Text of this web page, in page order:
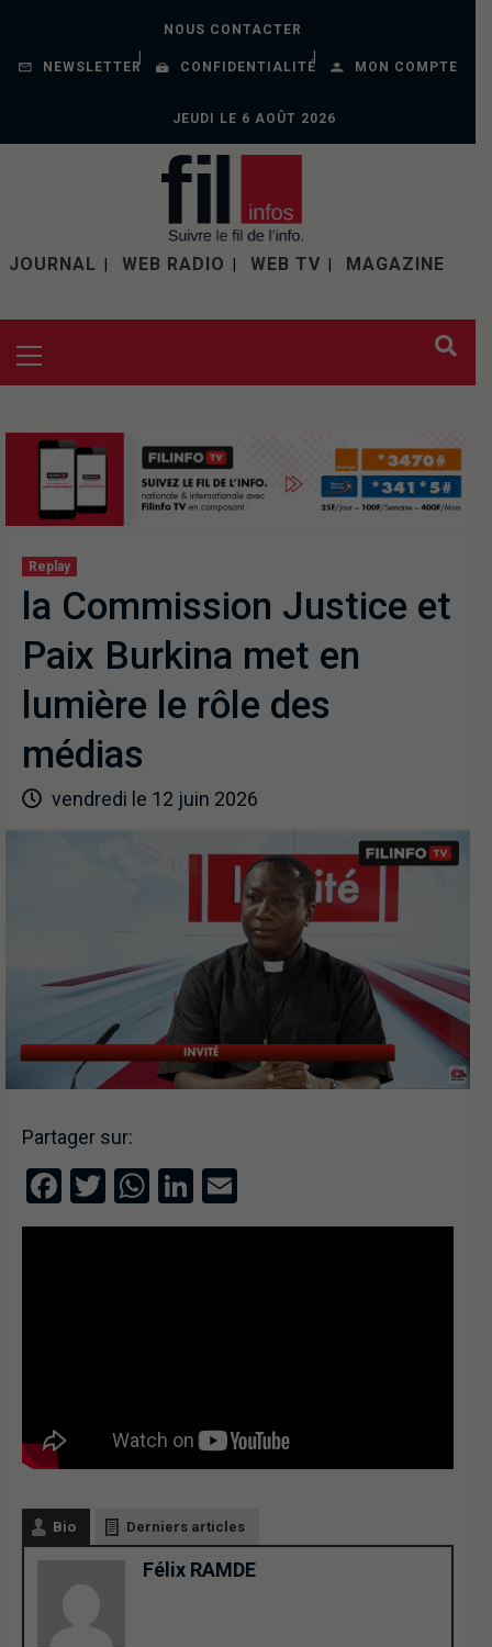
NOUS CONTACTER
NEWSLETTER CONFIDENTIALITÉ MON COMPTE
JEUDI LE 6 AOÛT 2026
JOURNAL WEB RADIO WEB TV MAGAZINE
Replay
la Commission Justice et
Paix Burkina met en
lumière le rôle des
médias
vendredi le 12 juin 2026
Partager sur:
Facebook
TwitterWhatsApp
LinkedIn
Bio Derniers articles
Félix RAMDE